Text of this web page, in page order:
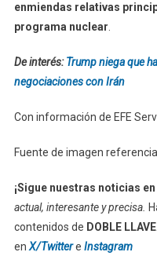
enmiendas relativas
programa nuclear
De interés:Trump niega que
negociaciones con Irán
Con información de EFE
Fuente de imagen
¡Sigue nuestras noticias
actual, interesante y precisa.
contenidos de DOBLE LLAVE
en X/Twittere Instagram